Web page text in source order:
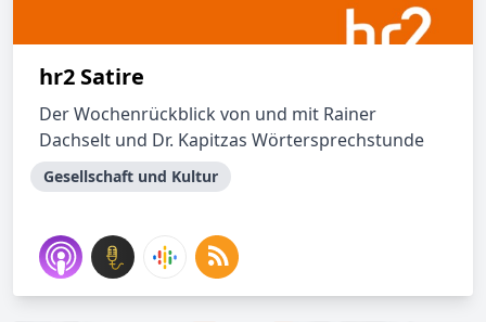
hr2 Satire
Der Wochenrückblick von und mit Rainer
Dachselt und Dr. Kapitzas Wörtersprechstunde
Gesellschaft und Kultur